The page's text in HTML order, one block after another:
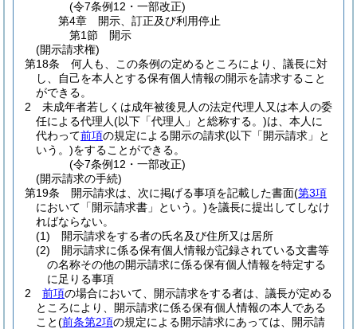
(令7条例12・一部改正)
第4章
開示、訂正及び利用停止
第1節
開示
(開示請求権)
第18条
何人も、この条例の定めるところにより、議長に対
し、自己を本人とする保有個人情報の開示を請求すること
ができる。
2
未成年者若しくは成年被後見人の法定代理人又は本人の委
任による代理人(以下「代理人」と総称する。)は、本人に
代わって前項の規定による開示の請求(以下「開示請求」と
いう。)をすることができる。
(令7条例12・一部改正)
(開示請求の手続)
第19条
開示請求は、次に掲げる事項を記載した書面(第3項
において「開示請求書」という。)を議長に提出してしなけ
ればならない。
(1)
開示請求をする者の氏名及び住所又は居所
(2)
開示請求に係る保有個人情報が記録されている文書等
の名称その他の開示請求に係る保有個人情報を特定する
に足りる事項
2
前項の場合において、開示請求をする者は、議長が定める
ところにより、開示請求に係る保有個人情報の本人である
こと(前条第2項の規定による開示請求にあっては、開示請